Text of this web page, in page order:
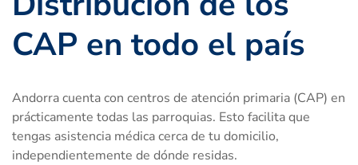
CAP en todo el país
Andorra cuenta con centros de atención primaria (CAP) en
prácticamente todas las parroquias. Esto facilita que
tengas asistencia médica cerca de tu domicilio,
independientemente de dónde residas.